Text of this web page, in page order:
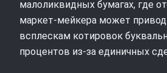
малоликвидных бумагах, где
маркет‑мейкера может
всплескам котировок
процентов из‑за единичных